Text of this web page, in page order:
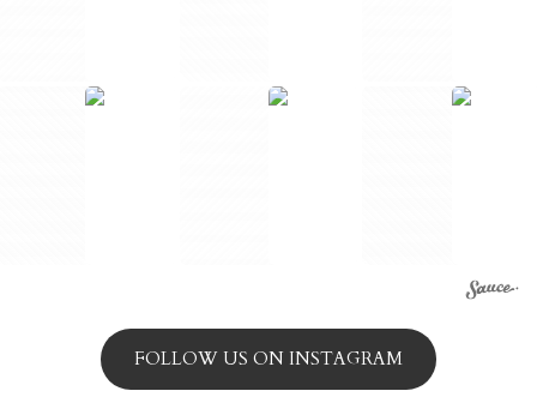
FOLLOW US ON INSTAGRAM